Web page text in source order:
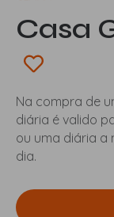
Casa
Na compra de
diária é valido
ou uma diária a
dia.